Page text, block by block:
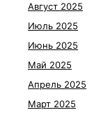
Август 2025
Июль 2025
Июнь 2025
Май 2025
Апрель 2025
Март 2025